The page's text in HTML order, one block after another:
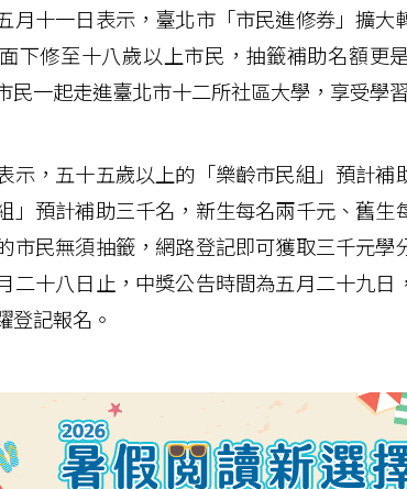
月十一日表示，臺北市「市民進修券」擴大
下修至十八歲以上市民，抽籤補助名額更
民一起走進臺北市十二所社區大學，享受學
示，五十五歲以上的「樂齡市民組」預計補
」預計補助三千名，新生每名兩千元、舊生
市民無須抽籤，網路登記即可獲取三千元學
二十八日止，中獎公告時間為五月二十九日
登記報名。